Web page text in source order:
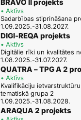
BRAVO II projekts
• Aktīvs
Sadarbības stiprināšana
1.09.2025.-31.08.2027.
DIGI-REQA projekts
• Aktīvs
Digitālie rīki un kvalitātes
1.08.2025.-31.07.2027.
QUATRA – TPG A 2
• Aktīvs
Kvalifikāciju
tematiskā grupa 2
1.09.2025.-31.08.2028.
ARAQUA 2 projekts